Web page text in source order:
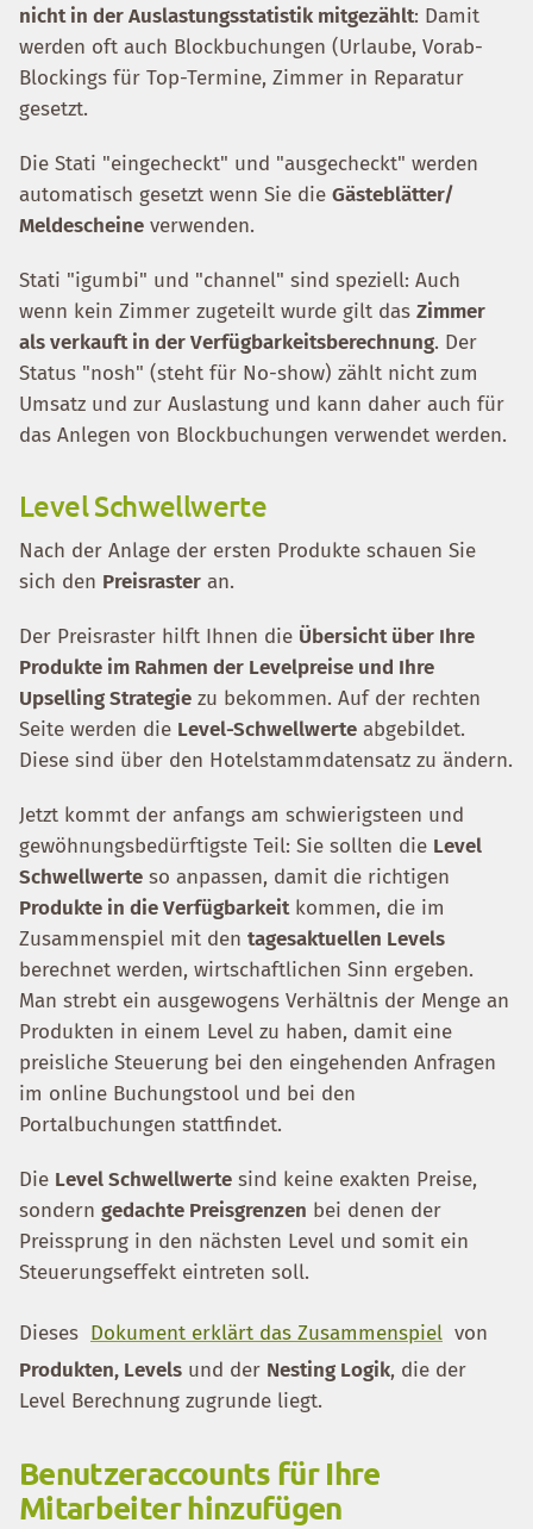
nicht in der Auslastungsstatistik mitgezählt: Damit
werden oft auch Blockbuchungen (Urlaube, Vorab-
Blockings für Top-Termine, Zimmer in Reparatur
gesetzt.
Die Stati "eingecheckt" und "ausgecheckt" werden
automatisch gesetzt wenn Sie die Gästeblätter/
Meldescheine verwenden.
Stati "igumbi" und "channel" sind speziell: Auch
wenn kein Zimmer zugeteilt wurde gilt das Zimmer
als verkauft in der Verfügbarkeitsberechnung. Der
Status "nosh" (steht für No-show) zählt nicht zum
Umsatz und zur Auslastung und kann daher auch für
das Anlegen von Blockbuchungen verwendet werden.
Level Schwellwerte
Nach der Anlage der ersten Produkte schauen Sie
sich den Preisraster an.
Der Preisraster hilft Ihnen die Übersicht über Ihre
Produkte im Rahmen der Levelpreise und Ihre
Upselling Strategie zu bekommen. Auf der rechten
Seite werden die Level-Schwellwerte abgebildet.
Diese sind über den Hotelstammdatensatz zu ändern.
Jetzt kommt der anfangs am schwierigsteen und
gewöhnungsbedürftigste Teil: Sie sollten die Level
Schwellwerte so anpassen, damit die richtigen
Produkte in die Verfügbarkeitkommen, die im
Zusammenspiel mit den tagesaktuellen Levels
berechnet werden, wirtschaftlichen Sinn ergeben.
Man strebt ein ausgewogens Verhältnis der Menge an
Produkten in einem Level zu haben, damit eine
preisliche Steuerung bei den eingehenden Anfragen
im online Buchungstool und bei den
Portalbuchungen stattfindet.
Die Level Schwellwerte sind keine exakten Preise,
sondern gedachte Preisgrenzen bei denen der
Preissprung in den nächsten Level und somit ein
Steuerungseffekt eintreten soll.
Dieses Dokument erklärt das Zusammenspiel von
Produkten, Levels und der Nesting Logik, die der
Level Berechnung zugrunde liegt.
Benutzeraccounts für Ihre
Mitarbeiter hinzufügen